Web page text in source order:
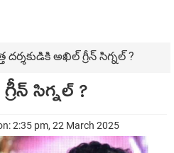
దర్శకుడికి అఖిల్ గ్రీన్ సిగ్నల్ ?
సిగ్నల్ ?
2:35 pm, 22 March 2025